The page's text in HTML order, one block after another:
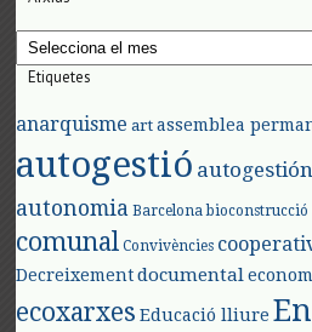
Arxius
Etiquetes
anarquisme art assemblea
autogestió autogestión
autonomia Barcelona bioconstrucció
comunal Convivències
Decreixement documental
ecoxarxes Educació lliure